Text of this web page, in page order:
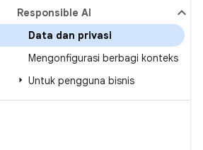
Responsible AI
Data dan privasi
Mengonfigurasi berbagi konteks
Untuk pengguna bisnis